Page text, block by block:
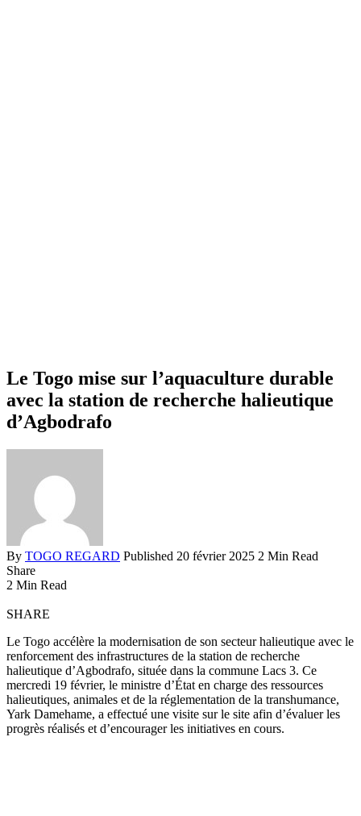
Le Togo mise sur l’aquaculture durable
avec la station de recherche halieutique
d’Agbodrafo
By TOGO REGARD Published 20 février 2025 2 Min Read
Share
2 Min Read
SHARE
Le Togo accélère la modernisation de son secteur halieutique avec le
renforcement des infrastructures de la station de recherche
halieutique d’Agbodrafo, située dans la commune Lacs 3. Ce
mercredi 19 février, le ministre d’État en charge des ressources
halieutiques, animales et de la réglementation de la transhumance,
Yark Damehame, a effectué une visite sur le site afin d’évaluer les
progrès réalisés et d’encourager les initiatives en cours.